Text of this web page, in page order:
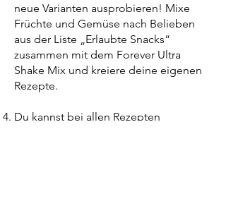
neue Varianten ausprobieren! Mixe
Früchte und Gemüse nach Belieben
aus der Liste „Erlaubte Snacks“
zusammen mit dem Forever Ultra
Shake Mix und kreiere deine eigenen
Rezepte.
Du kannst bei allen Rezepten